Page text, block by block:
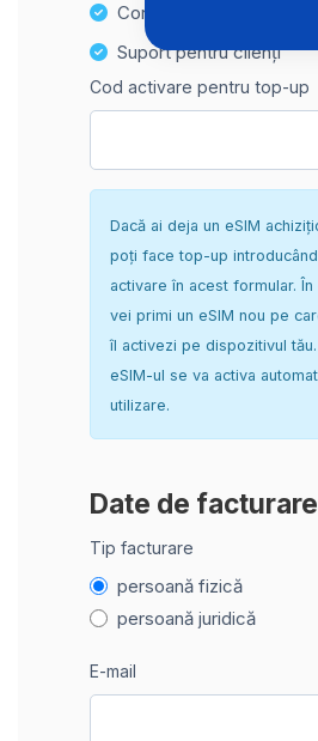
Configurare sigură și
Suport pentru clienți
Cod activare pentru top-up
Dacă ai deja un eSIM
poți face top-up
activare în acest formular. În
vei primi un eSIM nou pe
îl activezi pe dispozitivul tău.
eSIM-ul se va activa
utilizare.
Date de facturare
Tip facturare
persoană fizică
persoană juridică
E-mail